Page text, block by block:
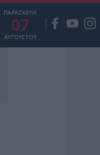
ΠΑΡΑΣΚΕΥΗ
07
ΑΥΓΟΥΣΤΟΥ